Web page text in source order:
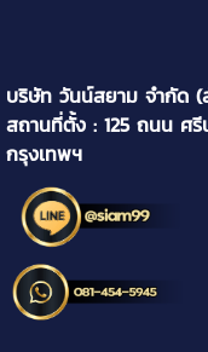
บริษัท วันน์สยาม จำกัด
สถานที่ตั้ง : 125 ถนน ศรี
กรุงเทพฯ